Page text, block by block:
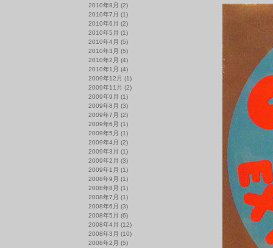
2010年8月 (2)
2010年7月 (1)
2010年6月 (2)
2010年5月 (1)
2010年4月 (5)
2010年3月 (5)
2010年2月 (4)
2010年1月 (4)
2009年12月 (1)
2009年11月 (2)
2009年9月 (1)
2009年8月 (3)
2009年7月 (2)
2009年6月 (1)
2009年5月 (1)
2009年4月 (2)
2009年3月 (1)
2009年2月 (3)
2009年1月 (1)
2008年9月 (1)
2008年8月 (1)
2008年7月 (1)
2008年6月 (3)
2008年5月 (6)
2008年4月 (12)
2008年3月 (10)
2008年2月 (5)